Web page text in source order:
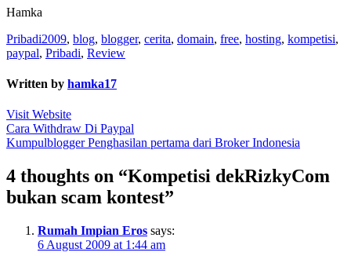
Hamka
Pribadi2009, blog, blogger, cerita, domain, free, hosting, kompetisi,
paypal, Pribadi, Review
Written by hamka17
Visit Website
Post
navigation
Cara Withdraw Di Paypal
Kumpulblogger Penghasilan pertama dari Broker Indonesia
4 thoughts on “Kompetisi dekRizkyCom
bukan scam kontest”
Rumah Impian Eros says:
6 August 2009 at 1:44 am